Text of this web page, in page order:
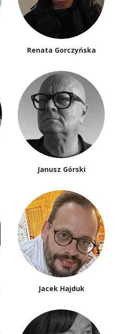
Renata Gorczyńska
Janusz Górski
Jacek Hajduk